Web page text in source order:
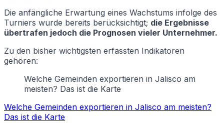
Die anfängliche Erwartung eines Wachstums infolge des
Turniers wurde bereits berücksichtigt; die Ergebnisse
übertrafen jedoch die Prognosen vieler Unternehmer.
Zu den bisher wichtigsten erfassten Indikatoren
gehören:
Welche Gemeinden exportieren in Jalisco am
meisten? Das ist die Karte
Welche Gemeinden exportieren in Jalisco am meisten?
Das ist die Karte